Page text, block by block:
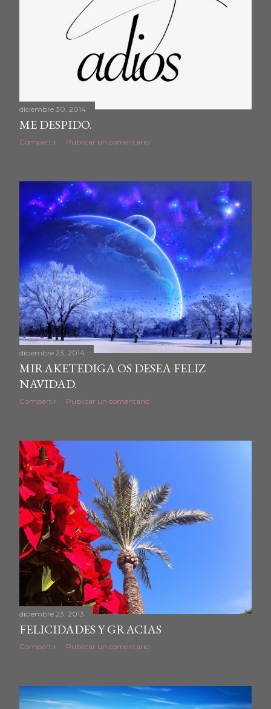
diciembre 30, 2014
ME DESPIDO.
Compartir Publicar un comentario
diciembre 23, 2014
MIRAKETEDIGA OS DESEA FELIZ
NAVIDAD.
Compartir Publicar un comentario
diciembre 23, 2013
FELICIDADES Y GRACIAS
Compartir Publicar un comentario